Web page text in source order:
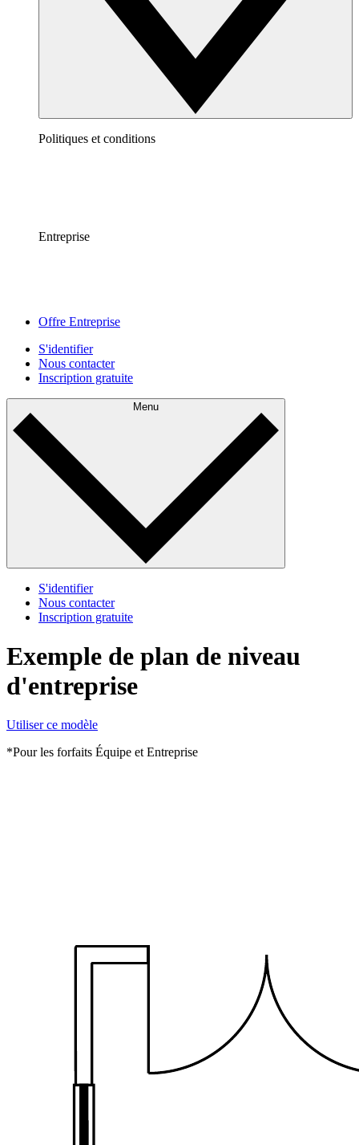
Politiques et conditions
Entreprise
Offre Entreprise
S'identifier
Nous contacter
Inscription gratuite
Menu
S'identifier
Nous contacter
Inscription gratuite
Exemple de plan de niveau
d'entreprise
Utiliser ce modèle
*Pour les forfaits Équipe et Entreprise